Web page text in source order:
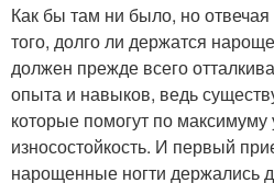
Как бы там ни было, но
того, долго ли держатся
должен прежде всего
опыта и навыков, ведь
которые помогут по максимуму
износостойкость. И первый
нарощенные ногти держались